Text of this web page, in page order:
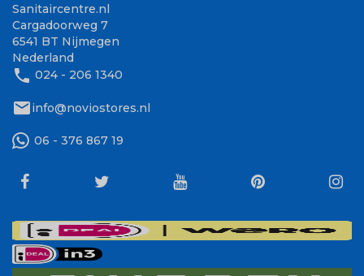
Sanitaircentre.nl
Cargadoorweg 7
6541 BT Nijmegen
Nederland
phone 024 - 206 1340
mailinfo@noviostores.nl
06 - 376 867 19